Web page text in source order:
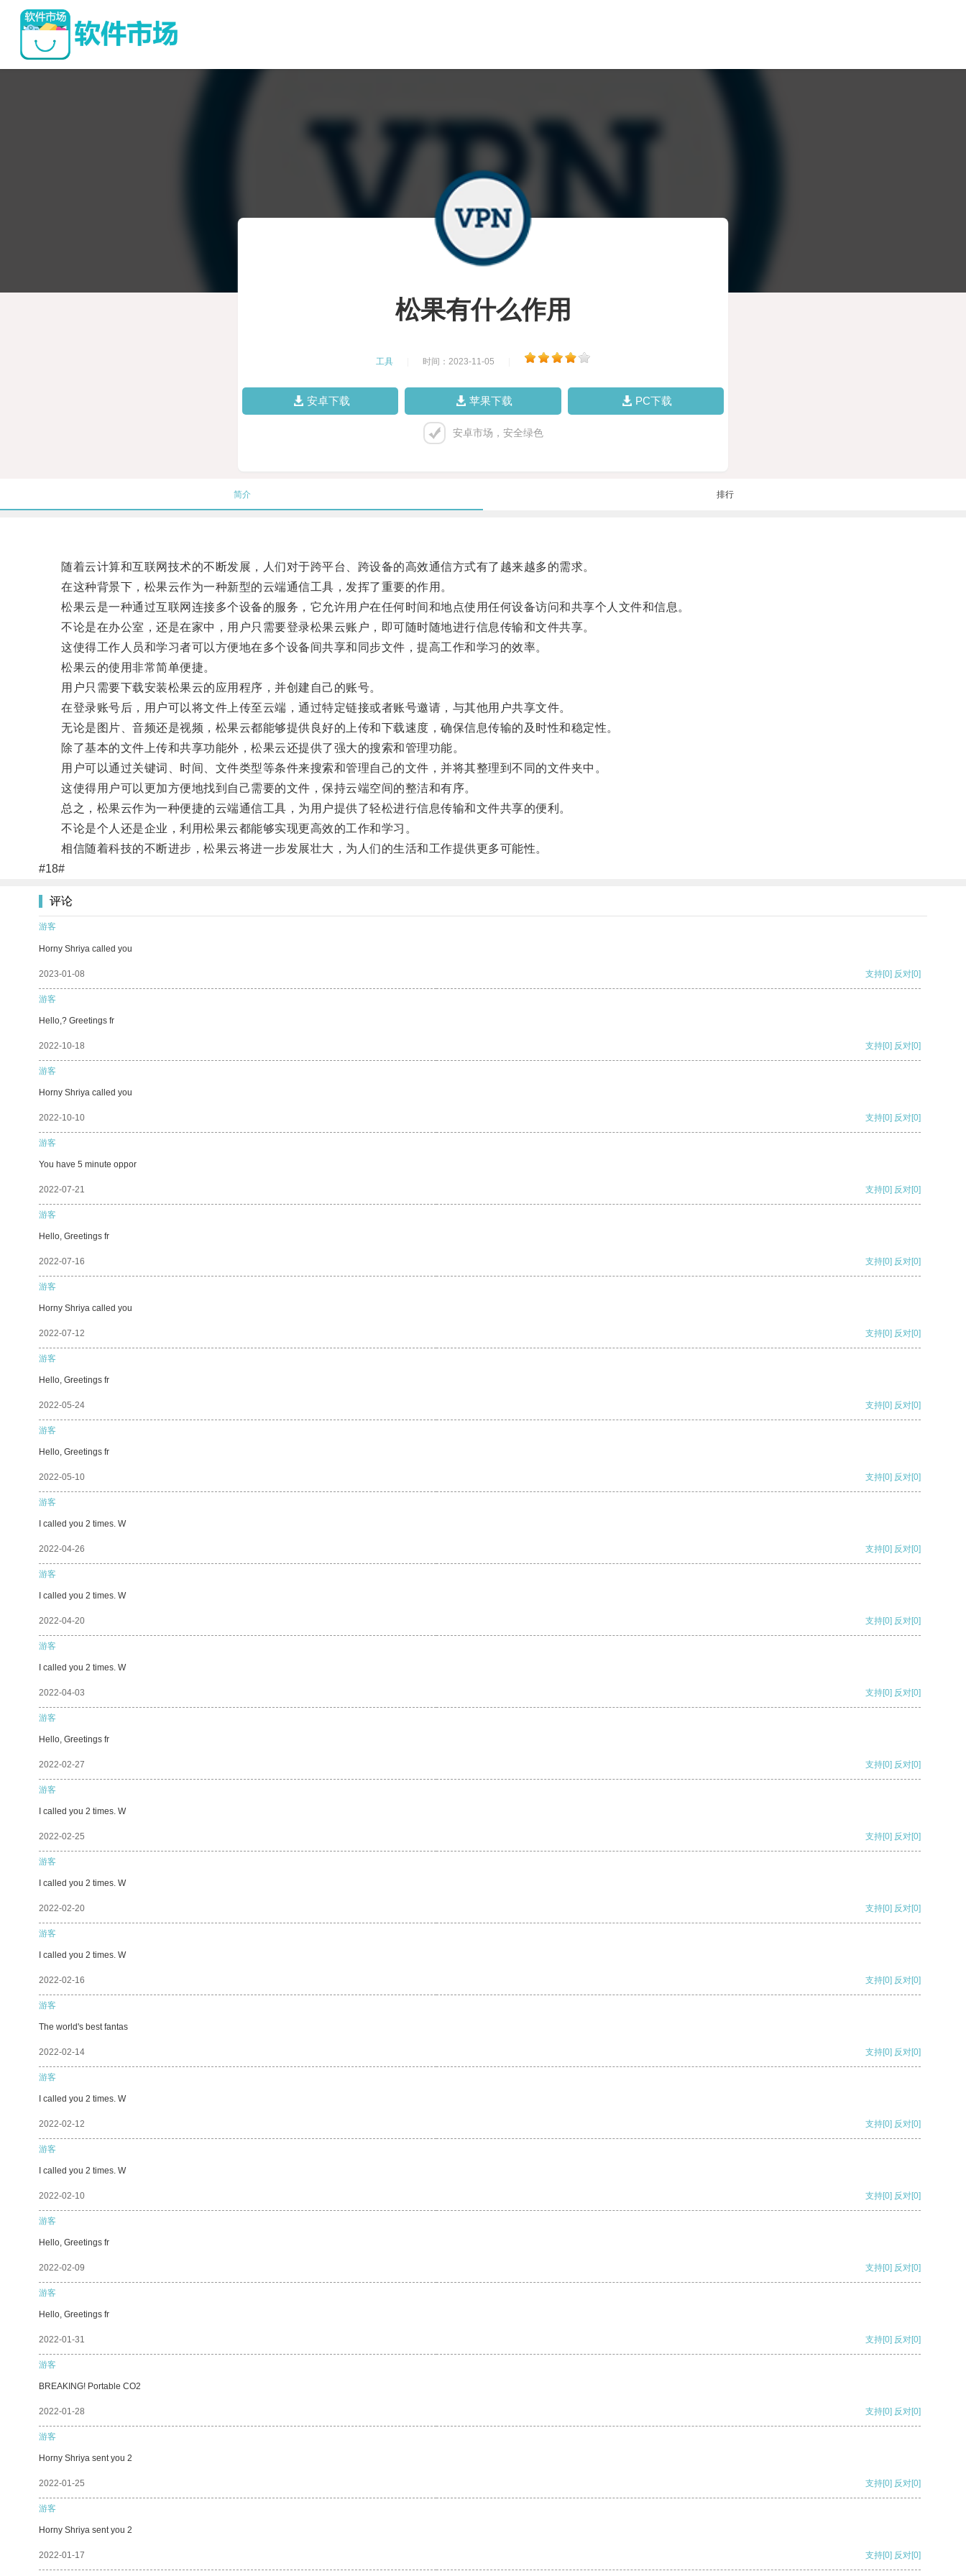
松果有什么作用
工具 时间：2023-11-05
安卓下载 苹果下载 PC下载
安卓市场，安全绿色
简介 排行
随着云计算和互联网技术的不断发展，人们对于跨平台、跨设备的高效通信方式有了越来越多的需求。
在这种背景下，松果云作为一种新型的云端通信工具，发挥了重要的作用。
松果云是一种通过互联网连接多个设备的服务，它允许用户在任何时间和地点使用任何设备访问和共享个人文件和信息。
不论是在办公室，还是在家中，用户只需要登录松果云账户，即可随时随地进行信息传输和文件共享。
这使得工作人员和学习者可以方便地在多个设备间共享和同步文件，提高工作和学习的效率。
松果云的使用非常简单便捷。
用户只需要下载安装松果云的应用程序，并创建自己的账号。
在登录账号后，用户可以将文件上传至云端，通过特定链接或者账号邀请，与其他用户共享文件。
无论是图片、音频还是视频，松果云都能够提供良好的上传和下载速度，确保信息传输的及时性和稳定性。
除了基本的文件上传和共享功能外，松果云还提供了强大的搜索和管理功能。
用户可以通过关键词、时间、文件类型等条件来搜索和管理自己的文件，并将其整理到不同的文件夹中。
这使得用户可以更加方便地找到自己需要的文件，保持云端空间的整洁和有序。
总之，松果云作为一种便捷的云端通信工具，为用户提供了轻松进行信息传输和文件共享的便利。
不论是个人还是企业，利用松果云都能够实现更高效的工作和学习。
相信随着科技的不断进步，松果云将进一步发展壮大，为人们的生活和工作提供更多可能性。
#18#
评论
游客
Horny Shriya called you
2023-01-08 支持[0] 反对[0]
游客
Hello,? Greetings fr
2022-10-18 支持[0] 反对[0]
游客
Horny Shriya called you
2022-10-10 支持[0] 反对[0]
游客
You have 5 minute oppor
2022-07-21 支持[0] 反对[0]
游客
Hello, Greetings fr
2022-07-16 支持[0] 反对[0]
游客
Horny Shriya called you
2022-07-12 支持[0] 反对[0]
游客
Hello, Greetings fr
2022-05-24 支持[0] 反对[0]
游客
Hello, Greetings fr
2022-05-10 支持[0] 反对[0]
游客
I called you 2 times. W
2022-04-26 支持[0] 反对[0]
游客
I called you 2 times. W
2022-04-20 支持[0] 反对[0]
游客
I called you 2 times. W
2022-04-03 支持[0] 反对[0]
游客
Hello, Greetings fr
2022-02-27 支持[0] 反对[0]
游客
I called you 2 times. W
2022-02-25 支持[0] 反对[0]
游客
I called you 2 times. W
2022-02-20 支持[0] 反对[0]
游客
I called you 2 times. W
2022-02-16 支持[0] 反对[0]
游客
The world's best fantas
2022-02-14 支持[0] 反对[0]
游客
I called you 2 times. W
2022-02-12 支持[0] 反对[0]
游客
I called you 2 times. W
2022-02-10 支持[0] 反对[0]
游客
Hello, Greetings fr
2022-02-09 支持[0] 反对[0]
游客
Hello, Greetings fr
2022-01-31 支持[0] 反对[0]
游客
BREAKING! Portable CO2
2022-01-28 支持[0] 反对[0]
游客
Horny Shriya sent you 2
2022-01-25 支持[0] 反对[0]
游客
Horny Shriya sent you 2
2022-01-17 支持[0] 反对[0]